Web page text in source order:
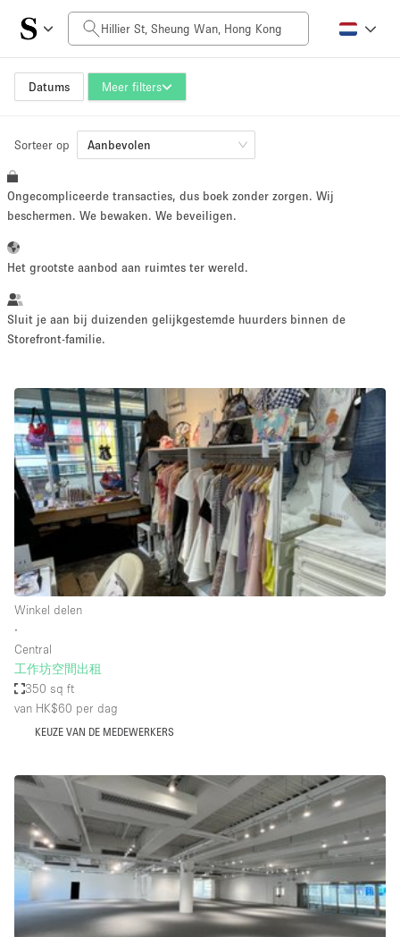
Datums Meer filters
Prijs per dag
HK$0
Grootte ruimte
100 sq ft 5000+ sq ft
~ 13 mensen
Een
fotoshoot
maken
Conferentie Vergadering Kantoor
Winkel
delen
Type ruimte
Advertentieruimte
Atelier / Werkplaats
Boetiek / Winkel
Boot
Container
Creatieve ruimte
Dak
Evenementruimte
Foto / Filmstudio
Sorteer op Aanbevolen
Ongecompliceerde transacties, dus boek zonder zorgen. Wij
beschermen. We bewaken. We beveiligen.
Het grootste aanbod aan ruimtes ter wereld.
Sluit je aan bij duizenden gelijkgestemde huurders binnen de
Storefront-familie.
Winkel delen
∙
Central
工作坊空間出租
350 sq ft
van HK$60 per dag
KEUZE VAN DE MEDEWERKERS